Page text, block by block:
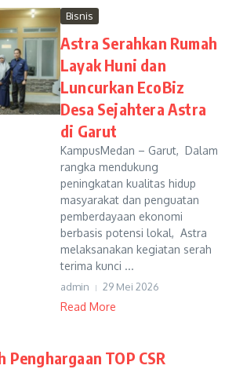
Bisnis
Astra Serahkan Rumah
Layak Huni dan
Luncurkan EcoBiz
Desa Sejahtera Astra
di Garut
KampusMedan – Garut, Dalam
rangka mendukung
peningkatan kualitas hidup
masyarakat dan penguatan
pemberdayaan ekonomi
berbasis potensi lokal, Astra
melaksanakan kegiatan serah
terima kunci ...
admin 29 Mei 2026
Read More
Penghargaan TOP CSR